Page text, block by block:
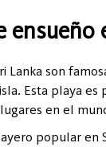
ensueño
Lanka son
Esta playa
en el
popular en